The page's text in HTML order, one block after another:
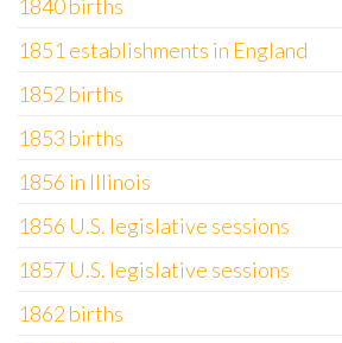
1840 births
1851 establishments in England
1852 births
1853 births
1856 in Illinois
1856 U.S. legislative sessions
1857 U.S. legislative sessions
1862 births